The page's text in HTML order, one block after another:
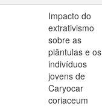
Impacto do
extrativismo
sobre as
plântulas e os
indivíduos
jovens de
Caryocar
coriaceum